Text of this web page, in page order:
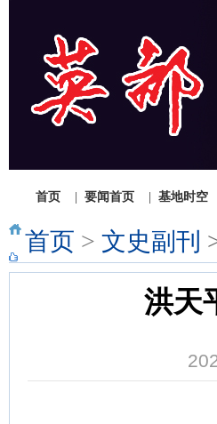
首页 要闻首页 基地时空
首页 > 文史副刊
洪天